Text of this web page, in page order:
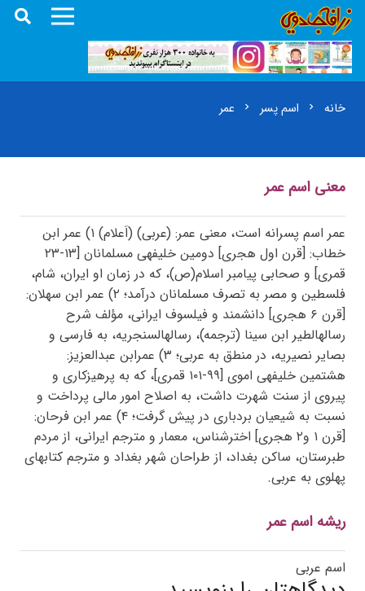
خانه chevron_right اسم پسر chevron_right عمر
معنی اسم عمر
عمر اسم پسرانه است، معنی عمر: (عربی) (اَعلام) ۱) عمر ابن
خطاب: [قرن اول هجری] دومین خلیفهی مسلمانان [۱۳-۲۳
قمری] و صحابی پیامبر اسلام(ص)، که در زمان او ایران، شام،
فلسطین و مصر به تصرف مسلمانان درآمد؛ ۲) عمر ابن سهلان:
[قرن ۶ هجری] دانشمند و فیلسوف ایرانی، مؤلف شرح
رسالهالطیر ابن سینا (ترجمه)، رسالهالسنجریه، به فارسی و
بصایر نصیریه، در منطق به عربی؛ ۳) عمرابن عبدالعزیز:
هشتمین خلیفهی اموی [۹۹-۱۰۱ قمری]، که به پرهیزکاری و
پیروی از سنت شهرت داشت، به اصلاح امور مالی پرداخت و
نسبت به شیعیان بردباری در پیش گرفت؛ ۴) عمر ابن فرحان:
[قرن ۱ و۲ هجری] اخترشناس، معمار و مترجم ایرانی، از مردم
طبرستان، ساکن بغداد، از طراحان شهر بغداد و مترجم کتابهای
پهلوی به عربی.
ریشه اسم عمر
اسم عربی